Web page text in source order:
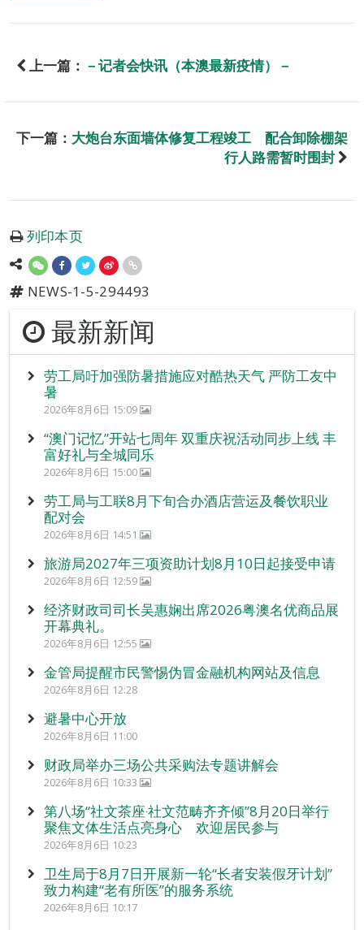
上一篇： －记者会快讯（本澳最新疫情）－
下一篇： 大炮台东面墙体修复工程竣工 配合卸除棚架
行人路需暂时围封
列印本页
NEWS-1-5-294493
最新新闻
劳工局吁加强防暑措施应对酷热天气 严防工友中
暑
2026年8月6日 15:09
“澳门记忆”开站七周年 双重庆祝活动同步上线 丰
富好礼与全城同乐
2026年8月6日 15:00
劳工局与工联8月下旬合办酒店营运及餐饮职业
配对会
2026年8月6日 14:51
旅游局2027年三项资助计划8月10日起接受申请
2026年8月6日 12:59
经济财政司司长吴惠娴出席2026粤澳名优商品展
开幕典礼。
2026年8月6日 12:55
金管局提醒市民警惕伪冒金融机构网站及信息
2026年8月6日 12:28
避暑中心开放
2026年8月6日 11:00
财政局举办三场公共采购法专题讲解会
2026年8月6日 10:33
第八场“社文茶座‧社文范畴齐齐倾”8月20日举行
聚焦文体生活点亮身心 欢迎居民参与
2026年8月6日 10:23
卫生局于8月7日开展新一轮“长者安装假牙计划”
致力构建“老有所医”的服务系统
2026年8月6日 10:17